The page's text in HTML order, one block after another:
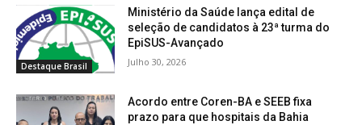
Destaque Brasil
Ministério da Saúde lança edital de
seleção de candidatos à 23ª turma do
EpiSUS-Avançado
Julho 30, 2026
Acordo entre Coren-BA e SEEB fixa
prazo para que hospitais da Bahia